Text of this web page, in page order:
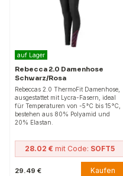
auf Lager
Rebecca 2.0 Damenhose
Schwarz/Rosa
Rebeccas 2.0 ThermoFit Damenhose,
ausgestattet mit Lycra-Fasern, ideal
für Temperaturen von -5°C bis 15°C,
bestehen aus 80% Polyamid und
20% Elastan.
28.02 € mit Code: SOFT5
29.49 € Kaufen